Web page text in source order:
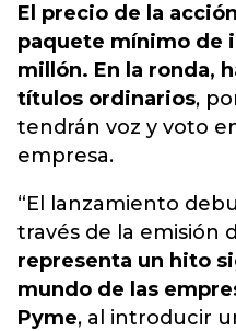
El precio de la
paquete mínimo de
millón. En la ronda,
títulos ordinarios,
tendrán voz y voto
empresa.
“El lanzamiento
través de la emisión
representa un hito
mundo de las
Pyme, al introducir